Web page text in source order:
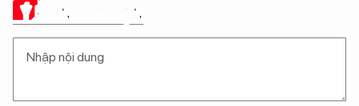
Ý KIẾN CỦA BẠN